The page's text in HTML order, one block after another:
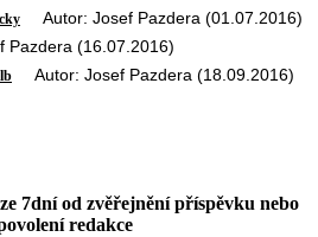
Autor: Josef Pazdera (01.07.2016)
(16.07.2016)
Autor: Josef Pazdera (18.09.2016)
7dní od zvěřejnění příspěvku nebo
redakce